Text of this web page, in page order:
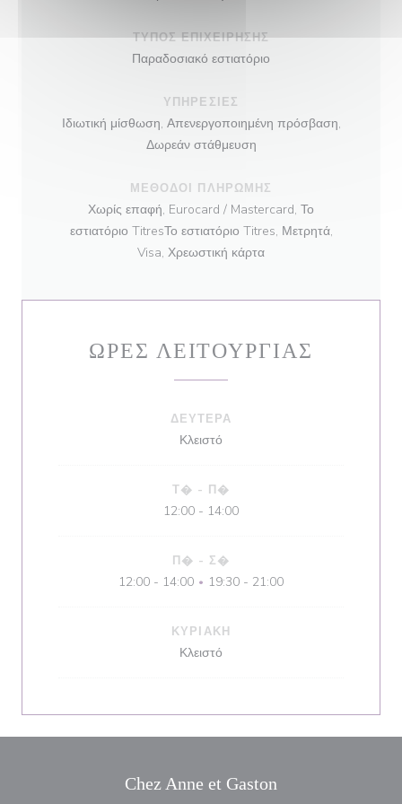
ΤΎΠΟΣ ΕΠΙΧΕΊΡΗΣΗΣ
Παραδοσιακό εστιατόριο
ΥΠΗΡΕΣΊΕΣ
Ιδιωτική μίσθωση, Απενεργοποιημένη πρόσβαση,
Δωρεάν στάθμευση
ΜΈΘΟΔΟΙ ΠΛΗΡΩΜΉΣ
Χωρίς επαφή, Eurocard / Mastercard, Το
εστιατόριο TitresΤο εστιατόριο Titres, Μετρητά,
Visa, Χρεωστική κάρτα
ΏΡΕΣ ΛΕΙΤΟΥΡΓΊΑΣ
ΔΕΥΤΈΡΑ
Κλειστό
Τ� - Π�
12:00 - 14:00
Π� - Σ�
12:00 - 14:00 • 19:30 - 21:00
ΚΥΡΙΑΚΉ
Κλειστό
Chez Anne et Gaston